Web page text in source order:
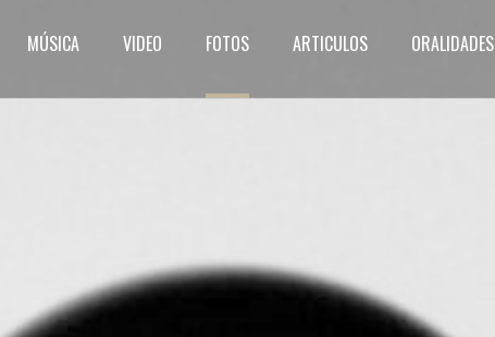
MÚSICA VIDEO FOTOS ARTICULOS ORALIDADES